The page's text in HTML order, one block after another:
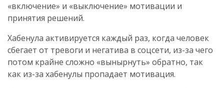
«включение» и «выключение» мотивации и
принятия решений.
Хабенула активируется каждый раз, когда человек
сбегает от тревоги и негатива в соцсети, из-за чего
потом крайне сложно «вынырнуть» обратно, так
как из-за хабенулы пропадает мотивация.